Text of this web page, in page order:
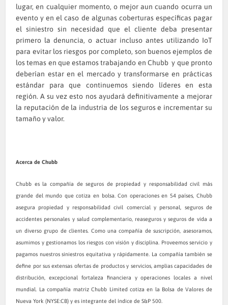
lugar, en cualquier momento, o mejor aun cuando ocurra un
evento y en el caso de algunas coberturas específicas pagar
el siniestro sin necesidad que el cliente deba presentar
primero la denuncia, o actuar incluso antes utilizando IoT
para evitar los riesgos por completo, son buenos ejemplos de
los temas en que estamos trabajando en Chubb y que pronto
deberían estar en el mercado y transformarse en prácticas
estándar para que continuemos siendo líderes en esta
región. A su vez esto nos ayudará definitivamente a mejorar
la reputación de la industria de los seguros e incrementar su
tamaño y valor.
Acerca de Chubb
Chubb es la compañía de seguros de propiedad y responsabilidad civil más
grande del mundo que cotiza en bolsa. Con operaciones en 54 países, Chubb
asegura propiedad y responsabilidad civil comercial y personal, seguros de
accidentes personales y salud complementario, reaseguros y seguros de vida a
un diverso grupo de clientes. Como una compañía de suscripción, asesoramos,
asumimos y gestionamos los riesgos con visión y disciplina. Proveemos servicio y
pagamos nuestros siniestros equitativa y rápidamente. La compañía también se
define por sus extensas ofertas de productos y servicios, amplias capacidades de
distribución, excepcional fortaleza financiera y operaciones locales a nivel
mundial. La compañía matriz Chubb Limited cotiza en la Bolsa de Valores de
Nueva York (NYSE:CB) y es integrante del índice de S&P 500.